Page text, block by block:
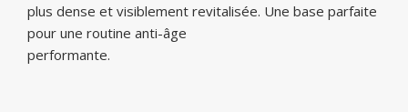
plus dense et visiblement revitalisée. Une base parfaite
pour une routine anti-âge
performante.